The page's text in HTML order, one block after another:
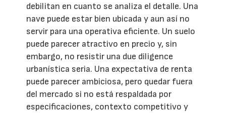
debilitan en cuanto se analiza el detalle. Una
nave puede estar bien ubicada y aun así no
servir para una operativa eficiente. Un suelo
puede parecer atractivo en precio y, sin
embargo, no resistir una due diligence
urbanística seria. Una expectativa de renta
puede parecer ambiciosa, pero quedar fuera
del mercado si no está respaldada por
especificaciones, contexto competitivo y